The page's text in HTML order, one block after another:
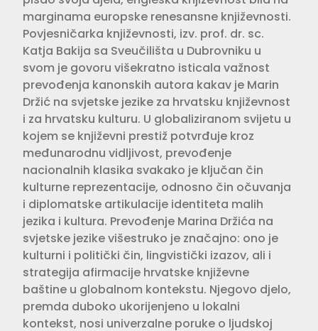
marginama europske renesansne književnosti.
Povjesničarka književnosti, izv. prof. dr. sc.
Katja Bakija sa Sveučilišta u Dubrovniku u
svom je govoru višekratno isticala važnost
prevođenja kanonskih autora kakav je Marin
Držić na svjetske jezike za hrvatsku književnost
i za hrvatsku kulturu. U globaliziranom svijetu u
kojem se književni prestiž potvrđuje kroz
međunarodnu vidljivost, prevođenje
nacionalnih klasika svakako je ključan čin
kulturne reprezentacije, odnosno čin očuvanja
i diplomatske artikulacije identiteta malih
jezika i kultura. Prevođenje Marina Držića na
svjetske jezike višestruko je značajno: ono je
kulturni i politički čin, lingvistički izazov, ali i
strategija afirmacije hrvatske književne
baštine u globalnom kontekstu. Njegovo djelo,
premda duboko ukorijenjeno u lokalni
kontekst, nosi univerzalne poruke o ljudskoj